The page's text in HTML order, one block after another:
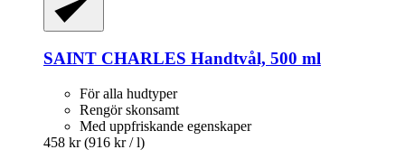
SAINT CHARLES Handtvål, 500 ml
För alla hudtyper
Rengör skonsamt
Med uppfriskande egenskaper
458 kr (916 kr / l)